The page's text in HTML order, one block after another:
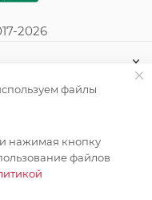
2026
файлы
нажимая кнопку
файлов